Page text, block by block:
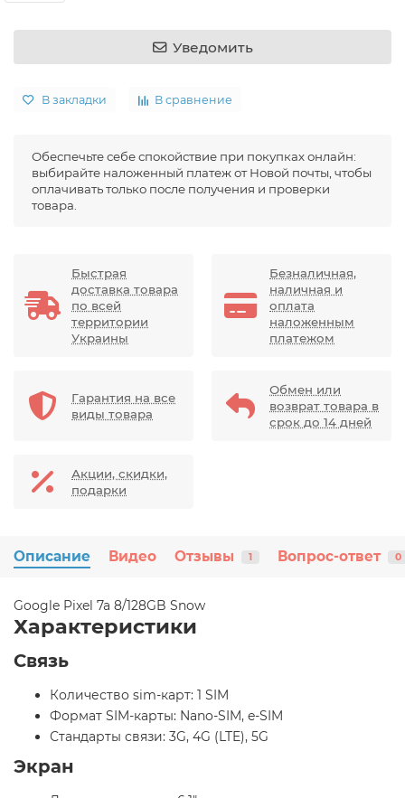
Уведомить
В закладки В сравнение
Обеспечьте себе спокойствие при покупках онлайн:
выбирайте наложенный платеж от Новой почты, чтобы
оплачивать только после получения и проверки
товара.
Быстрая
доставка товара
по всей
территории
Украины
Безналичная,
наличная и
оплата
наложенным
платежом
Гарантия на все
виды товара
Обмен или
возврат товара в
срок до 14 дней
Акции, скидки,
подарки
Описание Видео Отзывы 1 Вопрос-ответ 0
Google Pixel 7a 8/128GB Snow
Характеристики
Связь
Количество sim-карт: 1 SIM
Формат SIM-карты: Nano-SIM, e-SIM
Стандарты связи: 3G, 4G (LTE), 5G
Экран